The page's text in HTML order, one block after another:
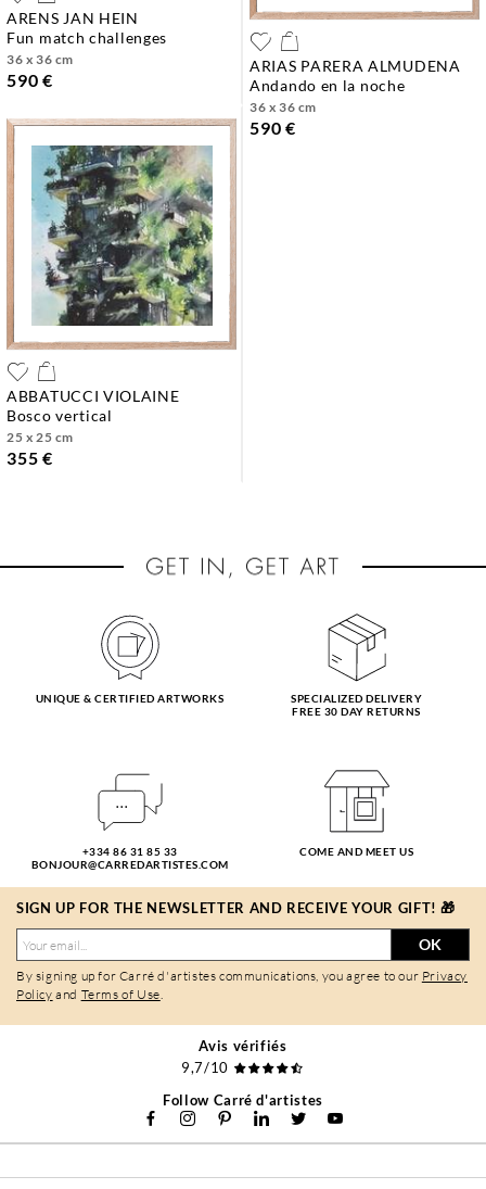
ARENS JAN HEIN
fun match challenges
36 x 36 cm
590 €
ARIAS PARERA ALMUDENA
andando en la noche
36 x 36 cm
590 €
ABBATUCCI VIOLAINE
bosco vertical
25 x 25 cm
355 €
UNIQUE & CERTIFIED ARTWORKS
SPECIALIZED DELIVERY
FREE 30 DAY RETURNS
+334 86 31 85 33
BONJOUR@CARREDARTISTES.COM
COME AND MEET US
SIGN UP FOR THE NEWSLETTER AND RECEIVE YOUR GIFT! 🎁
OK
By signing up for Carré d'artistes communications, you agree to our Privacy
Policy and Terms of Use.
Avis vérifiés
9,7/10
Follow Carré d'artistes